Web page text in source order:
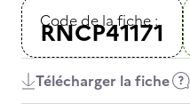
Code de la fiche :
RNCP41171
Télécharger la fiche